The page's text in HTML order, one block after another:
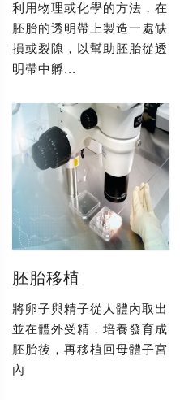
利用物理或化學的方法，在
胚胎的透明帶上製造一處缺
損或裂隙，以幫助胚胎從透
明帶中孵...
胚胎移植
將卵子與精子從人體內取出
並在體外受精，培養發育成
胚胎後，再移植回母體子宮
內